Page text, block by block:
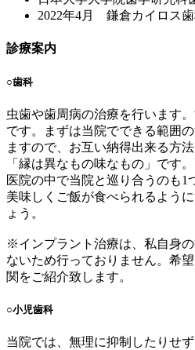
2022年4月 鎌倉カイロス
診療案内
○歯科
虫歯や歯周病の治療を行います
です。まずは当院でできる範囲
ますので、お互い納得出来る方
「縁は異なもの味なもの」です
医院の中で当院と巡り合うのも1
美味しくご飯が食べられるよう
ょう。
※インプラント治療は、私自身
ないため行っておりません。希
関をご紹介致します。
○小児歯科
当院では、無理に抑制したりせ